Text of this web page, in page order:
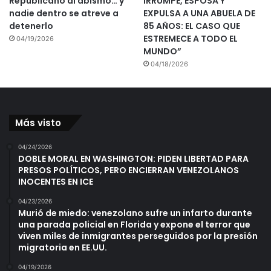
nadie dentro se atreve a
detenerlo
04/19/2026
EXPULSA A UNA ABUELA DE
85 AÑOS: EL CASO QUE
ESTREMECE A TODO EL
MUNDO”
04/18/2026
Más visto
04/24/2026
DOBLE MORAL EN WASHINGTON: PIDEN LIBERTAD PARA
PRESOS POLÍTICOS, PERO ENCIERRAN VENEZOLANOS
INOCENTES EN ICE
04/23/2026
Murió de miedo: venezolano sufre un infarto durante
una parada policial en Florida y expone el terror que
viven miles de inmigrantes perseguidos por la presión
migratoria en EE.UU.
04/19/2026